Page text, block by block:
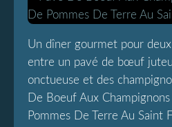
Un dîner gourmet pour
entre un pavé de bœuf
onctueuse et des
De Boeuf Aux
Pommes De Terre Au Saint